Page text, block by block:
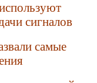
сигналов
самые